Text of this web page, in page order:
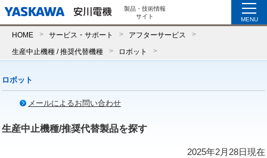
製品・技術情報
サイト
MENU
HOME サービス・サポート アフターサービス
生産中止機種 / 推奨代替機種 ロボット
ロボット
メールによるお問い合わせ
生産中止機種/推奨代替製品を探す
2025年2月28日現在